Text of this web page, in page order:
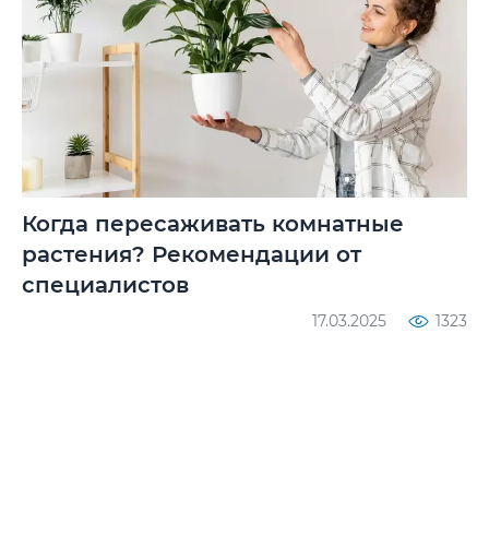
Когда пересаживать комнатные
растения? Рекомендации от
специалистов
17.03.2025 1323